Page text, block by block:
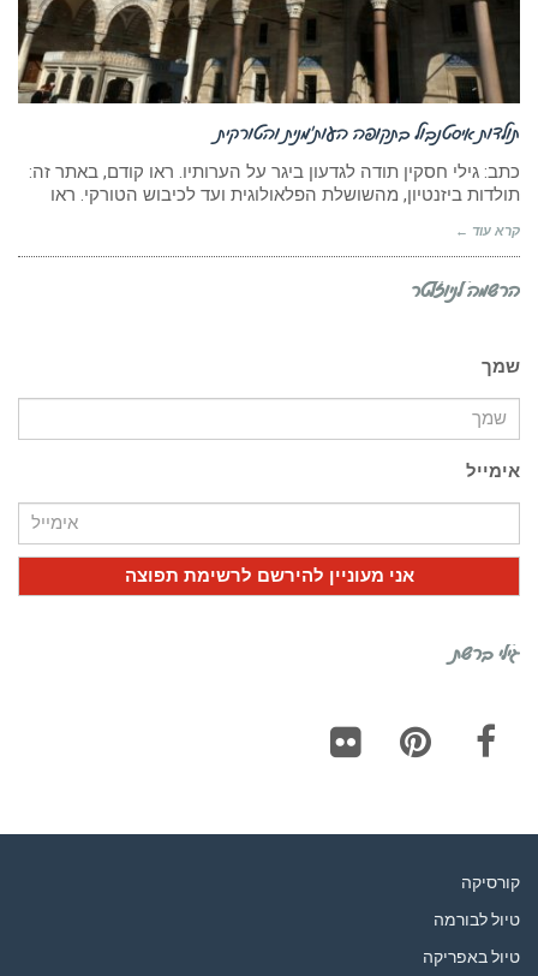
תולדות איסטנבול בתקופה העות’מנית והטורקית
כתב: גילי חסקין תודה לגדעון ביגר על הערותיו. ראו קודם, באתר זה:
תולדות ביזנטיון, מהשושלת הפלאולוגית ועד לכיבוש הטורקי. ראו
קרא עוד ←
הרשמה לניוזלטר
שמך
אימייל
גילי ברשת
קורסיקה
טיול לבורמה
טיול באפריקה